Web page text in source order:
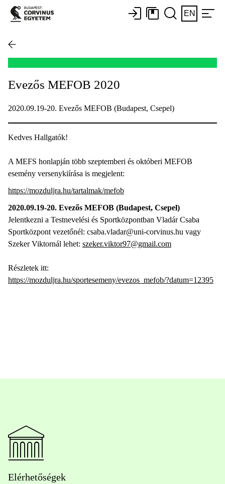
EN
Evezős MEFOB 2020
2020.09.19-20. Evezős MEFOB (Budapest, Csepel)
Kedves Hallgatók!
A MEFS honlapján több szeptemberi és októberi MEFOB
esemény versenykiírása is megjelent:
https://mozduljra.hu/tartalmak/mefob
2020.09.19-20. Evezős MEFOB (Budapest, Csepel)
Jelentkezni a Testnevelési és Sportközpontban Vladár Csaba
Sportközpont vezetőnél: csaba.vladar@uni-corvinus.hu vagy
Szeker Viktornál lehet: szeker.viktor97@gmail.com
Részletek itt:
https://mozduljra.hu/sportesemeny/evezos_mefob/?datum=12395
Elérhetőségek